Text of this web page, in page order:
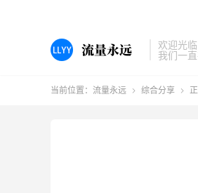
欢迎光临
我们一
当前位置： 流量永远  综合分享 